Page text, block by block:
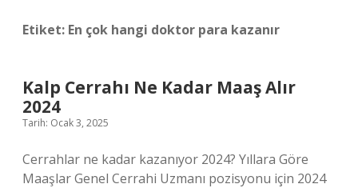
Etiket: En çok hangi doktor para kazanır
Kalp Cerrahı Ne Kadar Maaş Alır
2024
Tarih: Ocak 3, 2025
Cerrahlar ne kadar kazanıyor 2024? Yıllara Göre
Maaşlar Genel Cerrahi Uzmanı pozisyonu için 2024